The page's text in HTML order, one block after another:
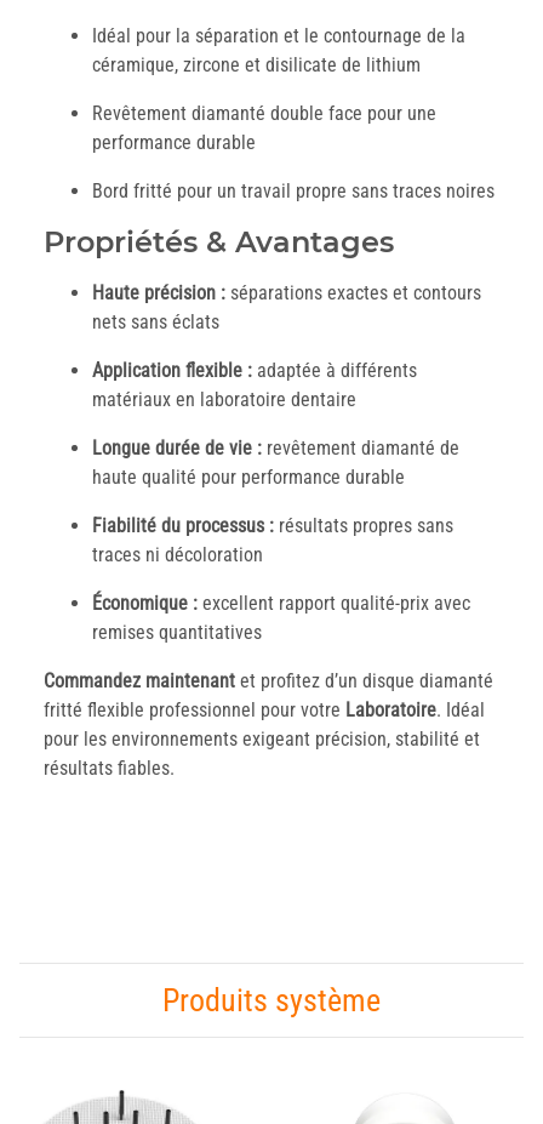
Idéal pour la séparation et le contournage de la
céramique, zircone et disilicate de lithium
Revêtement diamanté double face pour une
performance durable
Bord fritté pour un travail propre sans traces noires
Propriétés & Avantages
Haute précision : séparations exactes et contours
nets sans éclats
Application flexible : adaptée à différents
matériaux en laboratoire dentaire
Longue durée de vie : revêtement diamanté de
haute qualité pour performance durable
Fiabilité du processus : résultats propres sans
traces ni décoloration
Économique : excellent rapport qualité-prix avec
remises quantitatives
Commandez maintenant et profitez d’un disque diamanté
fritté flexible professionnel pour votre Laboratoire. Idéal
pour les environnements exigeant précision, stabilité et
résultats fiables.
Produits système